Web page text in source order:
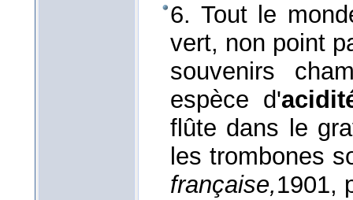
6. Tout le
vert, non point
souvenirs
espèce d'
flûte dans le
les trombones
française,1901,